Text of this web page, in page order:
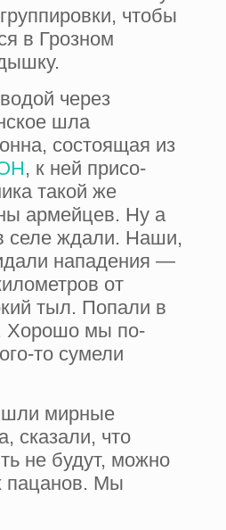
чтобы
в Грозном
через
шла
состоящая из
, к ней присо­
такой же
армейцев. Ну а
селе ждали. Наши,
нападения —
от
тыл. Попали в
Хорошо мы по­
то сумели
мирные
сказали, что
не будут, можно
пацанов. Мы